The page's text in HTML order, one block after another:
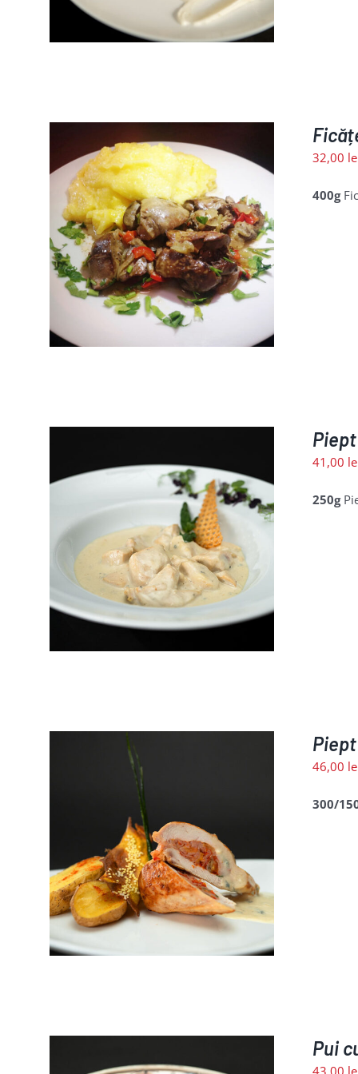
32,00
400g
41,00
250g
46,00
300/
Pui
43,00